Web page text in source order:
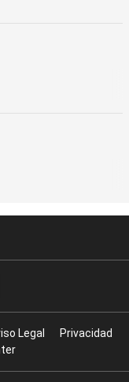
Legal
Privacidad